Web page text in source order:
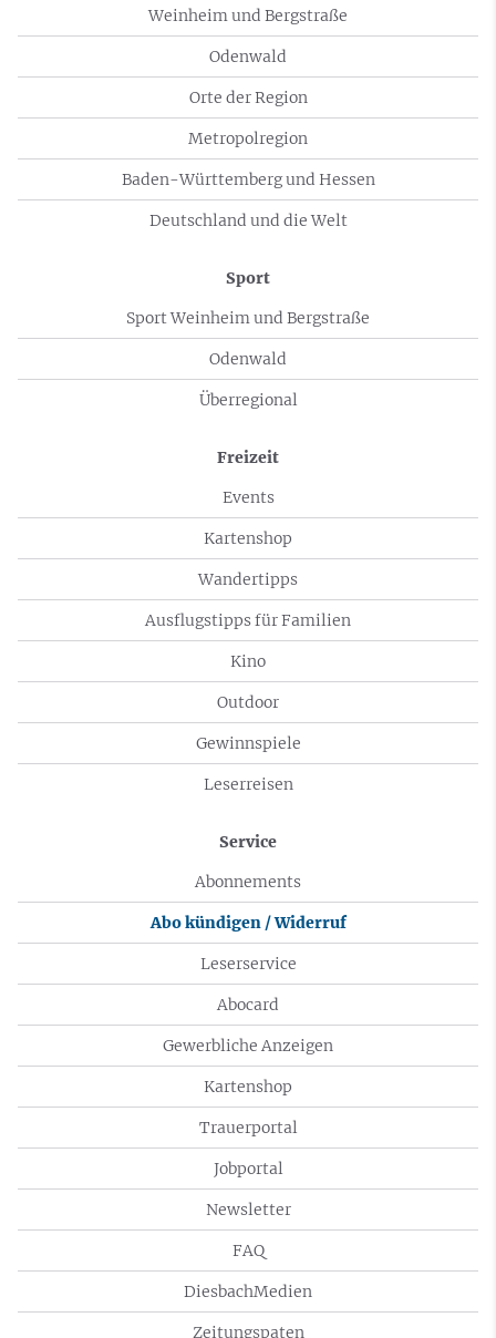
Weinheim und Bergstraße
Odenwald
Orte der Region
Metropolregion
Baden-Württemberg und Hessen
Deutschland und die Welt
Sport
Sport Weinheim und Bergstraße
Odenwald
Überregional
Freizeit
Events
Kartenshop
Wandertipps
Ausflugstipps für Familien
Kino
Outdoor
Gewinnspiele
Leserreisen
Service
Abonnements
Abo kündigen / Widerruf
Leserservice
Abocard
Gewerbliche Anzeigen
Kartenshop
Trauerportal
Jobportal
Newsletter
FAQ
DiesbachMedien
Zeitungspaten